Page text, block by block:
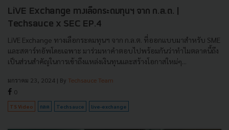
LiVE Exchange ทางเลือกระดมทุนฯ จาก ก.ล.ต. |
Techsauce x SEC EP.4
LiVE Exchange ทางเลือกระดมทุนฯ จาก ก.ล.ต. ที่ออกแบบมาสำหรับ SME
และสตาร์ทอัพโดยเฉพาะ มาร่วมหาคำตอบไปพร้อมกันว่าทำไมตลาดนี้ถึง
เป็นส่วนสำคัญในการเข้าถึงแหล่งเงินทุนและสร้างโอกาสใหม่ๆ...
มกราคม 23, 2024 | By Techsauce Team
0
TS Video กลต Techsauce live-exchange